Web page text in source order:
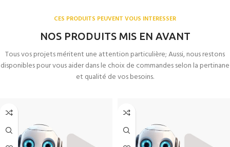
VOTRE LOGO
+ CARTE DE
VISITE
CES PRODUITS PEUVENT VOUS INTERESSER
NOS PRODUITS MIS EN AVANT
Tous vos projets méritent une attention particulière; Aussi, nous restons
disponibles pour vous aider dans le choix de commandes selon la pertinane
et qualité de vos besoins.